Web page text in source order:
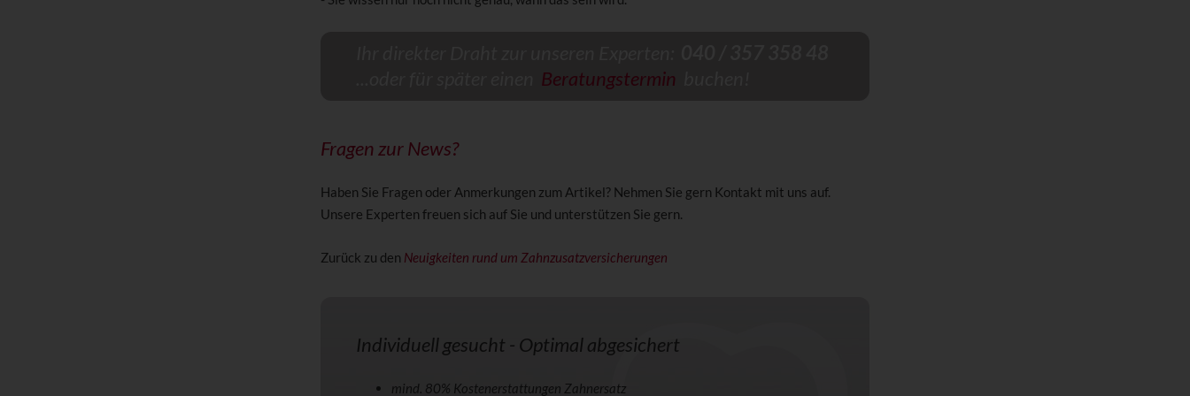
Beratungstermin
Fragen zur News?
Haben Sie Fragen oder Anmerkungen zum Artikel? Nehmen Sie gern Kontakt mit uns auf.
Unsere Experten freuen sich auf Sie und unterstützen Sie gern.
Zurück zu den Neuigkeiten rund um Zahnzusatzversicherungen
Individuell gesucht - Optimal abgesichert
mind. 80% Kostenerstattungen Zahnersatz